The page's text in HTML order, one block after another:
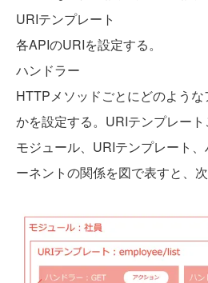
URIテンプレート
各APIのURIを設定する。
ハンドラー
HTTPメソッドごとにどのよう
かを設定する。URIテンプレート
モジュール、URIテンプレート
ーネントの関係を図で表すと、